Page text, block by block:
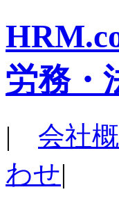
労務・
| 会社
わせ|